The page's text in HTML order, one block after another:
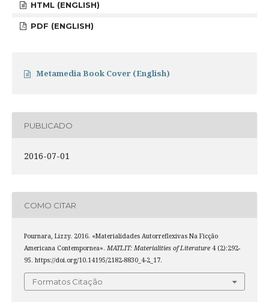
HTML (ENGLISH)
PDF (ENGLISH)
Metamedia Book Cover (English)
PUBLICADO
2016-07-01
COMO CITAR
Pournara, Lizzy. 2016. «Materialidades Autorreflexivas Na Ficção
Americana Contempornea». MATLIT: Materialities of Literature4 (2):292-
95. https://doi.org/10.14195/2182-8830_4-2_17.
Formatos Citação